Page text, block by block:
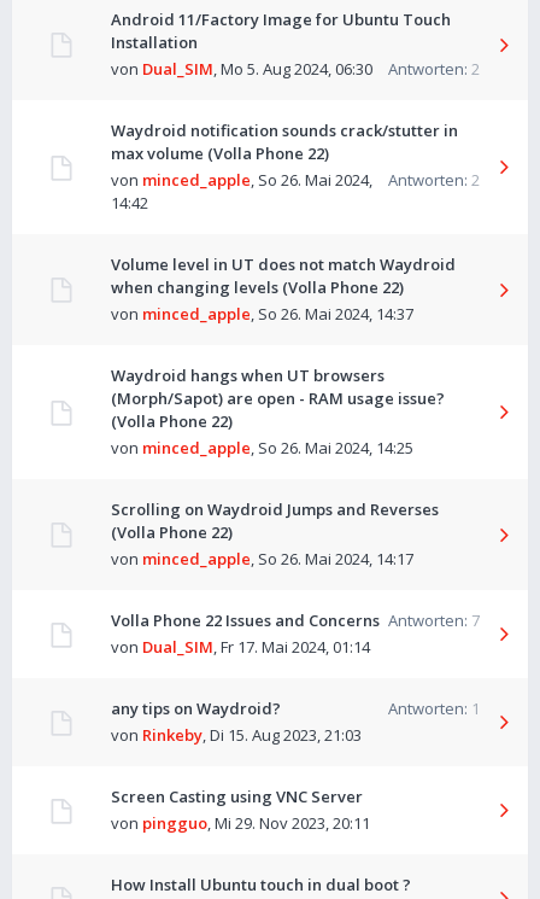
Android 11/Factory Image for Ubuntu Touch
Installation
Antworten: 2
von Dual_SIM,Mo 5. Aug 2024, 06:30
Waydroid notification sounds crack/stutter in
max volume (Volla Phone 22)
Antworten: 2
von minced_apple, So 26. Mai 2024,
14:42
Volume level in UT does not match Waydroid
when changing levels (Volla Phone 22)
von minced_apple, So 26. Mai 2024, 14:37
Waydroid hangs when UT browsers
(Morph/Sapot) are open - RAM usage issue?
(Volla Phone 22)
von minced_apple, So 26. Mai 2024, 14:25
Scrolling on Waydroid Jumps and Reverses
(Volla Phone 22)
von minced_apple, So 26. Mai 2024, 14:17
Volla Phone 22 Issues and Concerns Antworten: 7
von Dual_SIM,Fr 17. Mai 2024, 01:14
any tips on Waydroid? Antworten: 1
von Rinkeby,Di 15. Aug 2023, 21:03
Screen Casting using VNC Server
von pingguo,Mi 29. Nov 2023, 20:11
How Install Ubuntu touch in dual boot ?